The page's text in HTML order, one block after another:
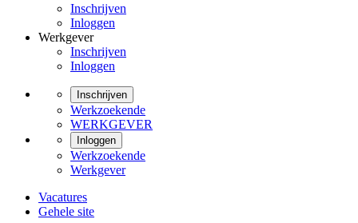
Inschrijven
Inloggen
Werkgever
Inschrijven
Inloggen
Inschrijven
Werkzoekende
WERKGEVER
Inloggen
Werkzoekende
Werkgever
Vacatures
Gehele site